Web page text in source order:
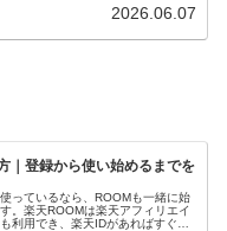
2026.06.07
｜登録から使い始めるまでを
っているなら、ROOMも一緒に始
。楽天ROOMは楽天アフィリエイ
利用でき、楽天IDがあればすぐに